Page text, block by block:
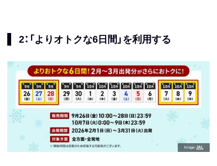
2：「よりオトクな6日間」を利用する
Image JAL